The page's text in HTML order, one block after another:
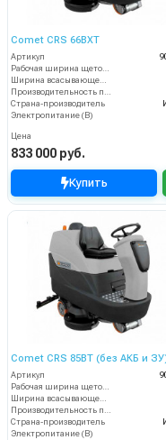
Comet CRS 66BXT
Артикул
Страна-производитель
Электропитание (В)
Цена
833 000 руб.
Купить
Comet CRS 85BT (без АКБ и
Артикул
Рабочая ширина щеток (мм)
Ширина всасывающей балки (мм)
Производительность по площади (м2/ч)
Страна-производитель
Электропитание (В)